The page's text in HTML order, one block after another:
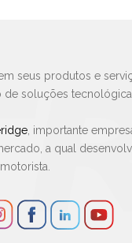
seus produtos e
de soluções
, importante
a qual